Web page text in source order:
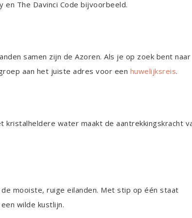
The Davinci Code bijvoorbeeld.
samen zijn de Azoren. Als je op zoek bent naar
aan het juiste adres voor een huwelijksreis.
water maakt de aantrekkingskracht
mooiste, ruige eilanden. Met stip op één staat
wilde kustlijn.